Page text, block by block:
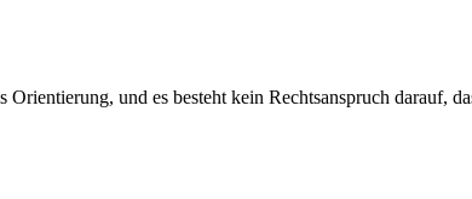
und es besteht kein Rechtsanspruch darauf,